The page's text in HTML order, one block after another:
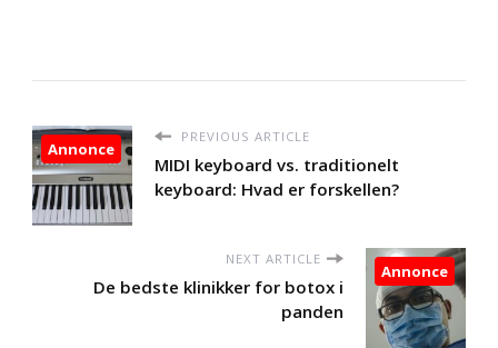
PREVIOUS ARTICLE
MIDI keyboard vs. traditionelt
keyboard: Hvad er forskellen?
Annonce
NEXT ARTICLE
De bedste klinikker for botox i
panden
Annonce